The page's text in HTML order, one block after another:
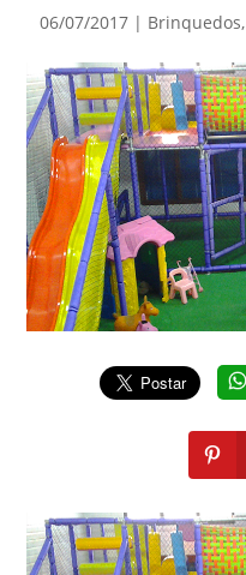
06/07/2017 | Brinquedos,